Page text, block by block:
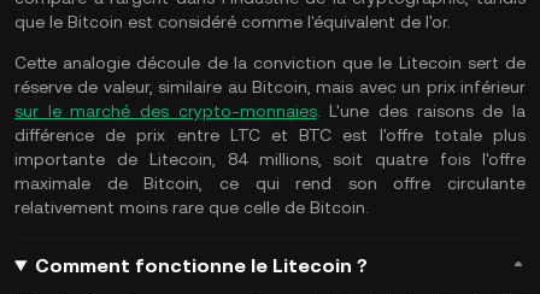
que le Bitcoin est considéré comme l'équivalent de l'or.
Cette analogie découle de la conviction que le Litecoin sert de
réserve de valeur, similaire au Bitcoin, mais avec un prix inférieur
sur le marché des crypto-monnaies. L'une des raisons de la
différence de prix entre LTC et BTC est l'offre totale plus
importante de Litecoin, 84 millions, soit quatre fois l'offre
maximale de Bitcoin, ce qui rend son offre circulante
relativement moins rare que celle de Bitcoin.
Comment fonctionne le Litecoin ?